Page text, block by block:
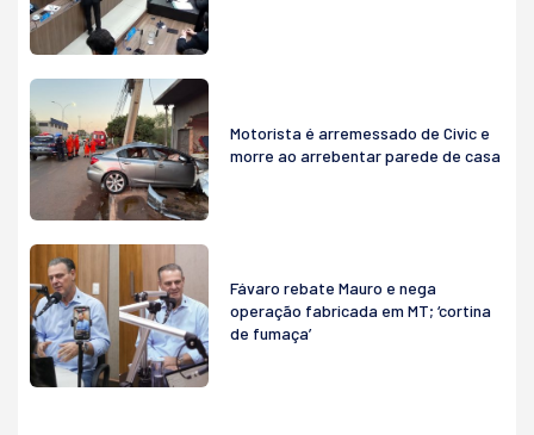
Motorista é arremessado de Civic e
morre ao arrebentar parede de casa
Fávaro rebate Mauro e nega
operação fabricada em MT; ‘cortina
de fumaça’